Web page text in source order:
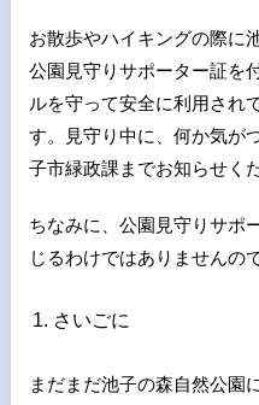
お散歩やハイキングの際に
公園見守りサポーター証を
ルを守って安全に利用され
す。見守り中に、何か気が
子市緑政課までお知らせく
ちなみに、公園見守りサポ
じるわけではありませんの
さいごに
まだまだ池子の森自然公園